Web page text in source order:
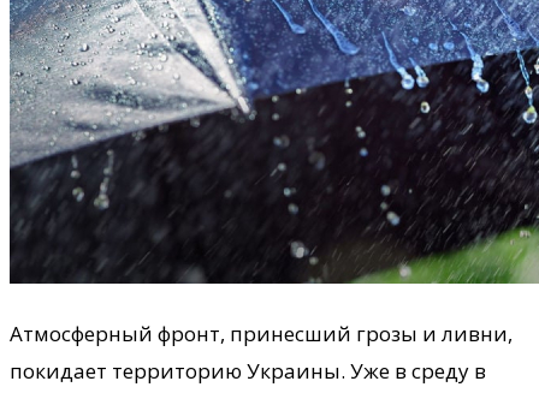
Атмосферный фронт, принесший грозы и ливни,
покидает территорию Украины. Уже в среду в